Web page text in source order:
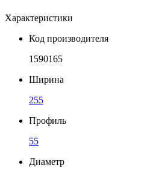
Характеристики
Код производителя
1590165
Ширина
255
Профиль
55
Диаметр